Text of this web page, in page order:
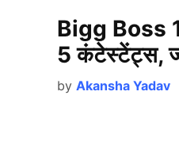
Bigg Boss
5 कंटेस्टेंट्स,
by Akansha Yadav